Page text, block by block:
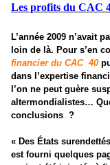
Les profits du CAC
L’année 2009 n’avait
loin de là. Pour s’en
financier du CAC 40
dans l’expertise
l’on ne peut guère
altermondialistes…
conclusions ?
« Des États
est fourni quelques